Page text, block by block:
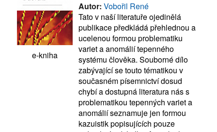
e-kniha
Autor: Vobořil René
Tato v naší literatuře ojedinělá
publikace předkládá přehlednou a
ucelenou formou problematiku
variet a anomálií tepenného
systému člověka. Souborné dílo
zabývající se touto tématikou v
současném písemnictví dosud
chybí a dostupná literatura nás s
problematikou tepenných variet a
anomálií seznamuje jen formou
kazuistik popisujících pouze